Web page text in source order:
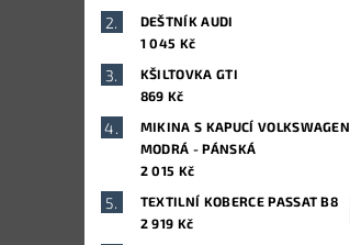
DEŠTNÍK AUDI
1 045 Kč
KŠILTOVKA GTI
869 Kč
MIKINA S KAPUCÍ VOLKSWAGEN
MODRÁ - PÁNSKÁ
2 015 Kč
TEXTILNÍ KOBERCE PASSAT B8
2 919 Kč